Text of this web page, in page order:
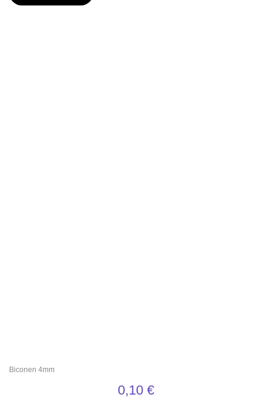
Biconen 4mm
0,10 €